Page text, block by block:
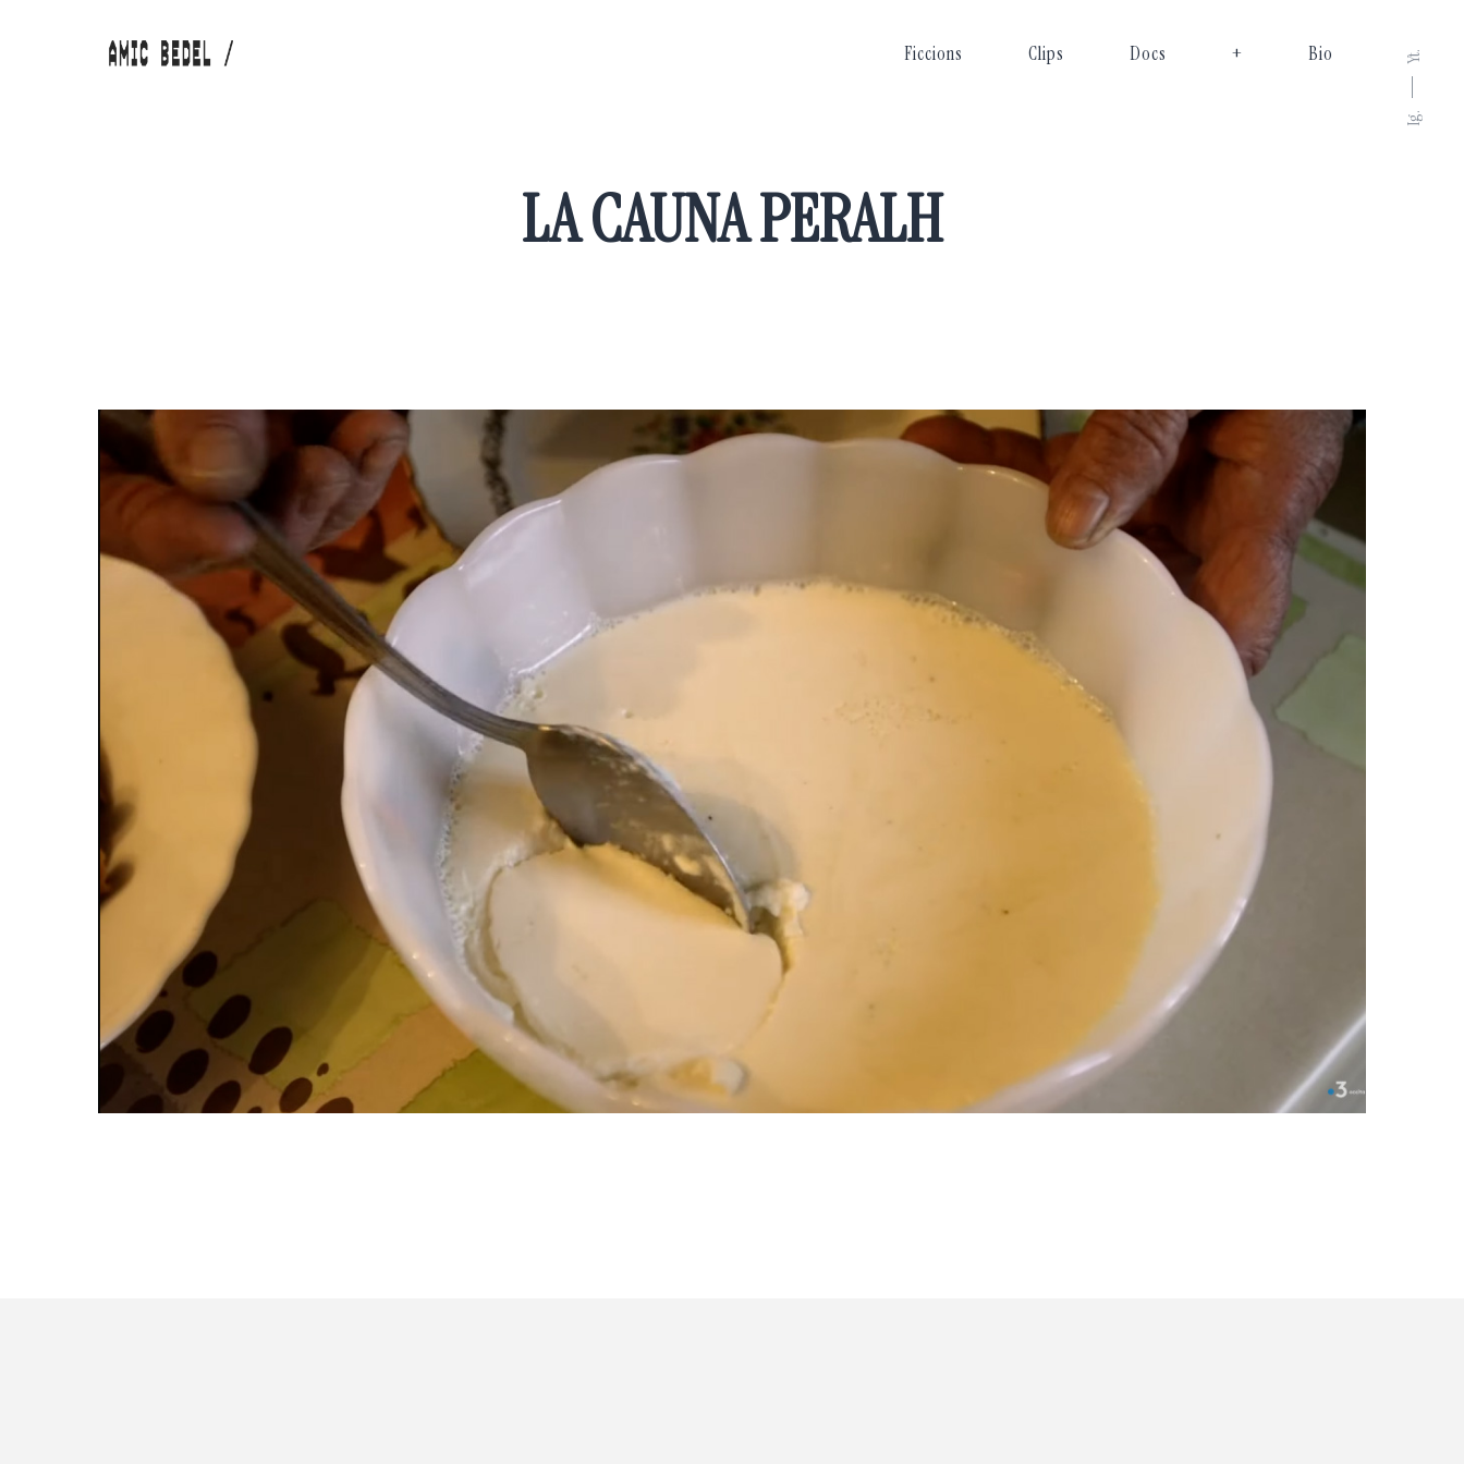
Ficcions Clips Docs + Bio
Ig.
Yt.
LA CAUNA PERALH